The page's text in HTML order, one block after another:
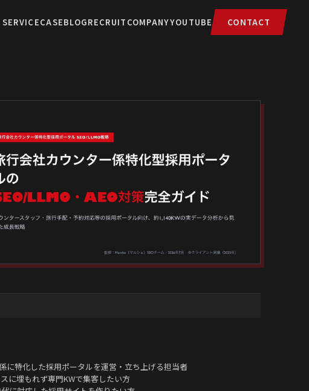
SERVICECASEBLOGRECRUIT COMPANYYOUTUBE CONTACT
に特化した採用ポータルを運営・立ち上げる担当者
に埋もれず専門KWで集客したい方